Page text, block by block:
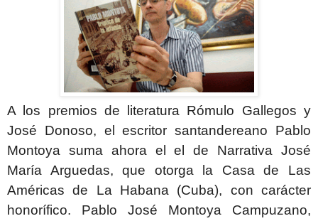
A los premios de literatura Rómulo Gallegos y
José Donoso, el escritor santandereano Pablo
Montoya suma ahora el el de Narrativa José
María Arguedas, que otorga la Casa de Las
Américas de La Habana (Cuba), con carácter
honorífico. Pablo José Montoya Campuzano,